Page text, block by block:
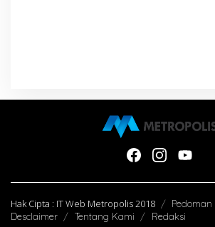
Hak Cipta : IT Web Metropolis 2018
Desclaimer
Tentang Kami Redaksi